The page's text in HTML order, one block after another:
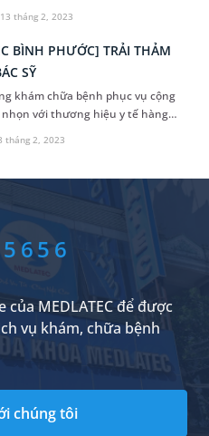
tháng 2, 2023
là miếng ghép không thể thiếu
đội ngũ sự hùng mạnh. Tập đoàn
thảm đỏ đón cán bộ hành
tháng 2, 2023
BÌNH PHƯỚC] TRẢI THẢM
SỸ
khám chữa bệnh phục vụ cộng
nhọn với thương hiệu y tế hàng
động mở rộng quy mô của
[MEDLATEC BÌNH PHƯỚC] trải
MEDLATEC để được
vụ khám, chữa bệnh
chúng tôi